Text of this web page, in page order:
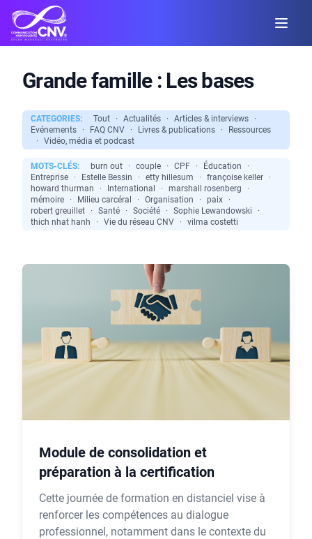
Grande famille : Les bases
CATEGORIES: Tout · Actualités · Articles & interviews
·
Evénements
· FAQ CNV · Livres & publications ·
Ressources
·
Vidéo, média et podcast
MOTS-CLÉS: burn out · couple · CPF · Éducation
·
Entreprise
· Estelle Bessin · etty hillesum · françoise keller
·
howard thurman
· International · marshall rosenberg
·
mémoire
· Milieu carcéral · Organisation · paix
·
robert greuillet
· Santé · Société · Sophie Lewandowski
·
thich nhat hanh
· Vie du réseau CNV · vilma costetti
Module de consolidation et
préparation à la certification
Cette journée de formation en distanciel vise à
renforcer les compétences au dialogue
professionnel, notamment dans le contexte du